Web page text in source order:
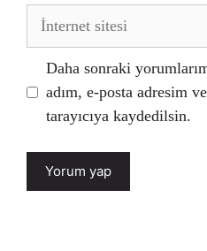
İnternet
Daha sonraki
adım, e-posta adresim
tarayıcıya kaydedilsin.